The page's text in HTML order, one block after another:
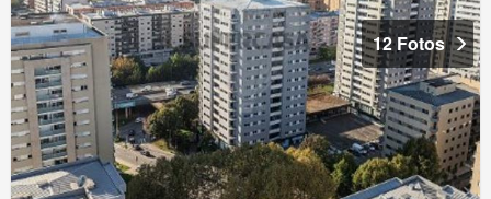
12 Fotos